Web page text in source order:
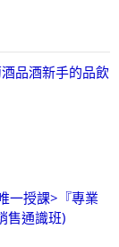
品酒新手的品飲
一授課>『專業
售通識班)